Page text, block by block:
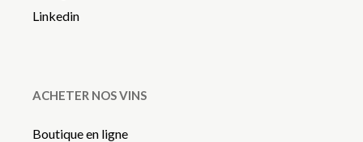
Linkedin
ACHETER NOS VINS
Boutique en ligne